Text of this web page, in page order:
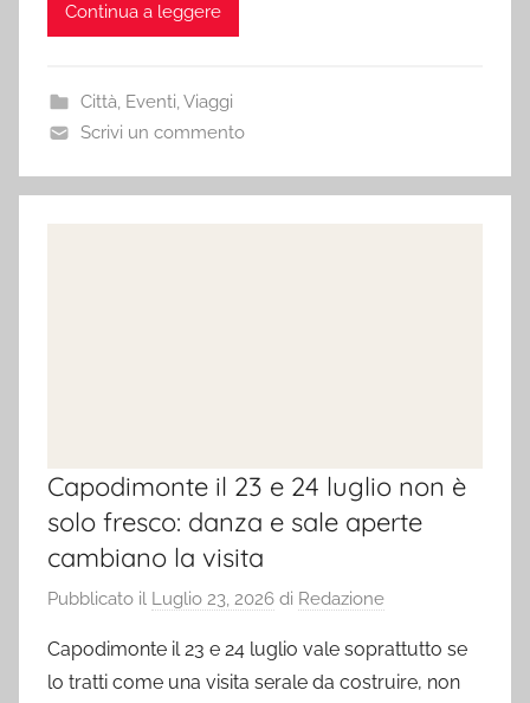
Continua a leggere
Città, Eventi,Viaggi
Scrivi un commento
Capodimonte il 23 e 24 luglio non è
solo fresco: danza e sale aperte
cambiano la visita
Pubblicato il Luglio 23, 2026 di Redazione
Capodimonte il 23 e 24 luglio vale soprattutto se
lo tratti come una visita serale da costruire, non